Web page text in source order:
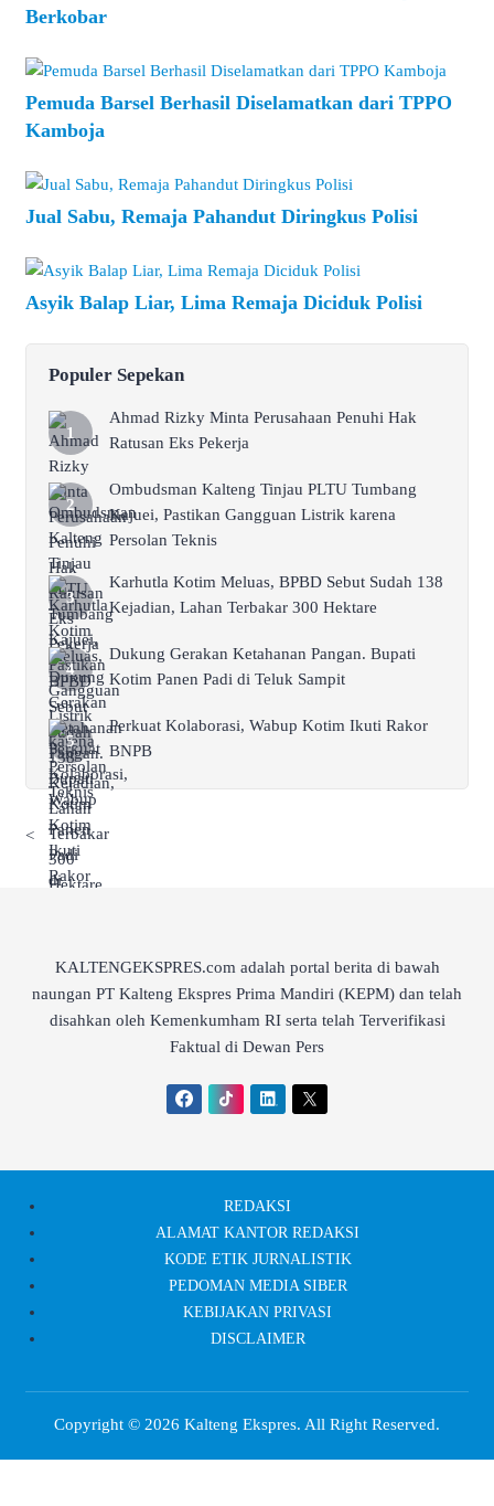
Berkobar
Pemuda Barsel Berhasil Diselamatkan dari TPPO
Kamboja
Jual Sabu, Remaja Pahandut Diringkus Polisi
Asyik Balap Liar, Lima Remaja Diciduk Polisi
Populer Sepekan
Ahmad Rizky Minta Perusahaan Penuhi Hak
Ratusan Eks Pekerja
Ombudsman Kalteng Tinjau PLTU Tumbang
Kajuei, Pastikan Gangguan Listrik karena
Persolan Teknis
Karhutla Kotim Meluas, BPBD Sebut Sudah 138
Kejadian, Lahan Terbakar 300 Hektare
Dukung Gerakan Ketahanan Pangan. Bupati
Kotim Panen Padi di Teluk Sampit
Perkuat Kolaborasi, Wabup Kotim Ikuti Rakor
BNPB
<
KALTENGEKSPRES.com adalah portal berita di bawah
naungan PT Kalteng Ekspres Prima Mandiri (KEPM) dan telah
disahkan oleh Kemenkumham RI serta telah Terverifikasi
Faktual di Dewan Pers
REDAKSI
ALAMAT KANTOR REDAKSI
KODE ETIK JURNALISTIK
PEDOMAN MEDIA SIBER
KEBIJAKAN PRIVASI
DISCLAIMER
Copyright © 2026 Kalteng Ekspres. All Right Reserved.